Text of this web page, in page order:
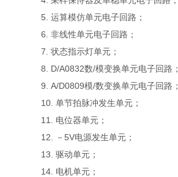
5. 运算模仿单元电子回路；
6. 非线性单元电子回路；
7. 状态指示灯单元；
8. D/A0832数/模变换单元电子回路；
9. A/D0809模/数变换单元电子回路；
10. 单节拍脉冲发生单元；
11. 电位器单元；
12. －5V电源发生单元；
13. 驱动单元；
14. 电机单元；